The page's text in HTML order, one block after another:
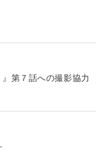
第７話への撮影協力